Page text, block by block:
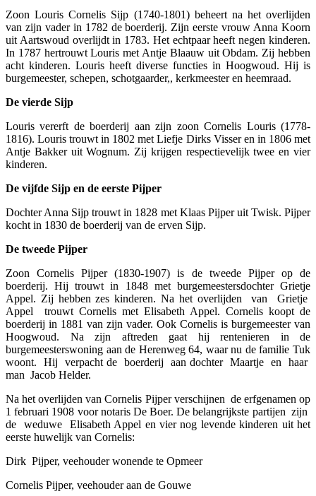
Zoon Louris Cornelis Sijp (1740-1801) beheert na het overlijden
van zijn vader in 1782 de boerderij. Zijn eerste vrouw Anna Koorn
uit Aartswoud overlijdt in 1783. Het echtpaar heeft negen kinderen.
In 1787 hertrouwt Louris met Antje Blaauw uit Obdam. Zij hebben
acht kinderen. Louris heeft diverse functies in Hoogwoud. Hij is
burgemeester, schepen, schotgaarder,, kerkmeester en heemraad.
De vierde Sijp
Louris vererft de boerderij aan zijn zoon Cornelis Louris (1778-
1816). Louris trouwt in 1802 met Liefje Dirks Visser en in 1806 met
Antje Bakker uit Wognum. Zij krijgen respectievelijk twee en vier
kinderen.
De vijfde Sijp en de eerste Pijper
Dochter Anna Sijp trouwt in 1828 met Klaas Pijper uit Twisk. Pijper
kocht in 1830 de boerderij van de erven Sijp.
De tweede Pijper
Zoon Cornelis Pijper (1830-1907) is de tweede Pijper op de
boerderij. Hij trouwt in 1848 met burgemeestersdochter Grietje
Appel. Zij hebben zes kinderen. Na het overlijden van Grietje
Appel trouwt Cornelis met Elisabeth Appel. Cornelis koopt de
boerderij in 1881 van zijn vader. Ook Cornelis is burgemeester van
Hoogwoud. Na zijn aftreden gaat hij rentenieren in de
burgemeesterswoning aan de Herenweg 64, waar nu de familie Tuk
woont. Hij verpacht de boerderij aan dochter Maartje en haar
man Jacob Helder.
Na het overlijden van Cornelis Pijper verschijnen de erfgenamen op
1 februari 1908 voor notaris De Boer. De belangrijkste partijen zijn
de weduwe Elisabeth Appel en vier nog levende kinderen uit het
eerste huwelijk van Cornelis:
Dirk Pijper, veehouder wonende te Opmeer
Cornelis Pijper, veehouder aan de Gouwe